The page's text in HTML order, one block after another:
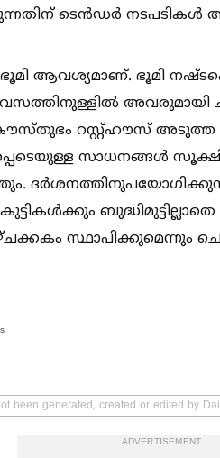
ടെന്‍ഡര്‍
ആവശ്യമാണ്. ഭൂമി
അവരുമായി
കൗസ്തുഭം റസ്റ്റ്ഹൗസ്
സാധനങ്ങള്‍
കുട്ടികള്‍ക്കും
സ്ഥാപിക്കുമെന്നും
been generated, created or edited by
ADVERTISEMENT